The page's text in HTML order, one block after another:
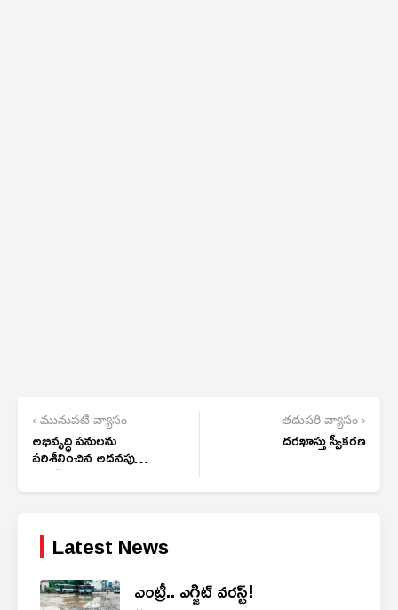
‹ మునుపటి వ్యాసం
అభివృద్ధి పనులను
పరిశీలించిన అదనపు
కలెక్టర్ చంద్రయ్య
తదుపరి వ్యాసం ›
దరఖాస్తు స్వీకరణ
Latest News
ఎంట్రీ.. ఎగ్జిట్ వరస్ట్!